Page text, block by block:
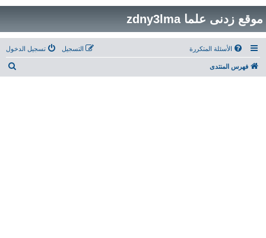
موقع زدنى علما zdny3lma
الأسئلة المتكررة تسجيل الدخول التسجيل
فهرس المنتدى